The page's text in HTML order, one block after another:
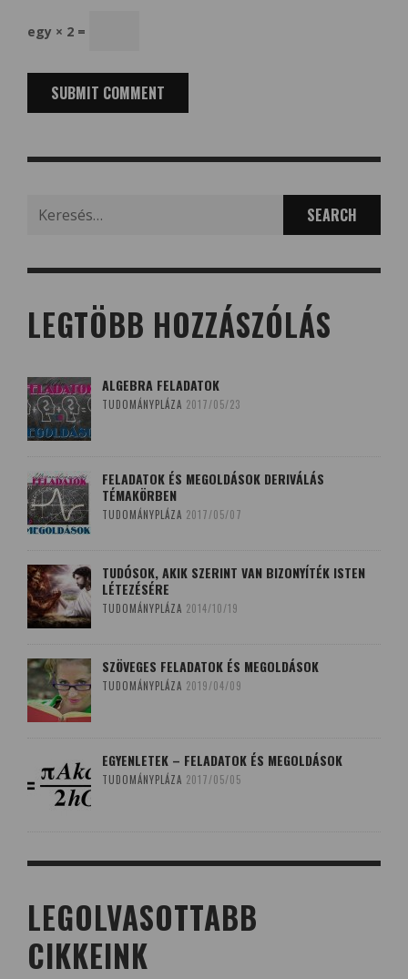
egy × 2 =
for:
LEGTÖBB HOZZÁSZÓLÁS
ALGEBRA FELADATOK
TUDOMÁNYPLÁZA 2017/05/23
FELADATOK ÉS MEGOLDÁSOK DERIVÁLÁS
TÉMAKÖRBEN
TUDOMÁNYPLÁZA 2017/05/07
TUDÓSOK, AKIK SZERINT VAN BIZONYÍTÉK ISTEN
LÉTEZÉSÉRE
TUDOMÁNYPLÁZA 2014/10/19
SZÖVEGES FELADATOK ÉS MEGOLDÁSOK
TUDOMÁNYPLÁZA 2019/04/09
EGYENLETEK – FELADATOK ÉS MEGOLDÁSOK
TUDOMÁNYPLÁZA 2017/05/05
LEGOLVASOTTABB
CIKKEINK